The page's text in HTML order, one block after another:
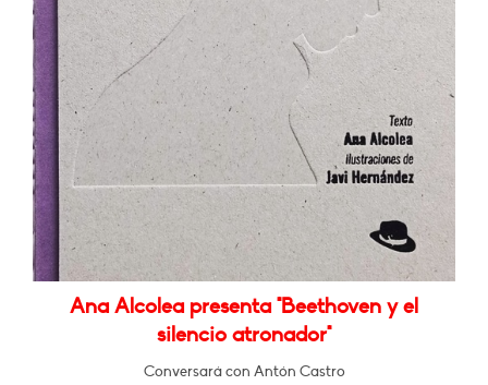
Ana Alcolea presenta "Beethoven y el
silencio atronador"
Conversará con Antón Castro